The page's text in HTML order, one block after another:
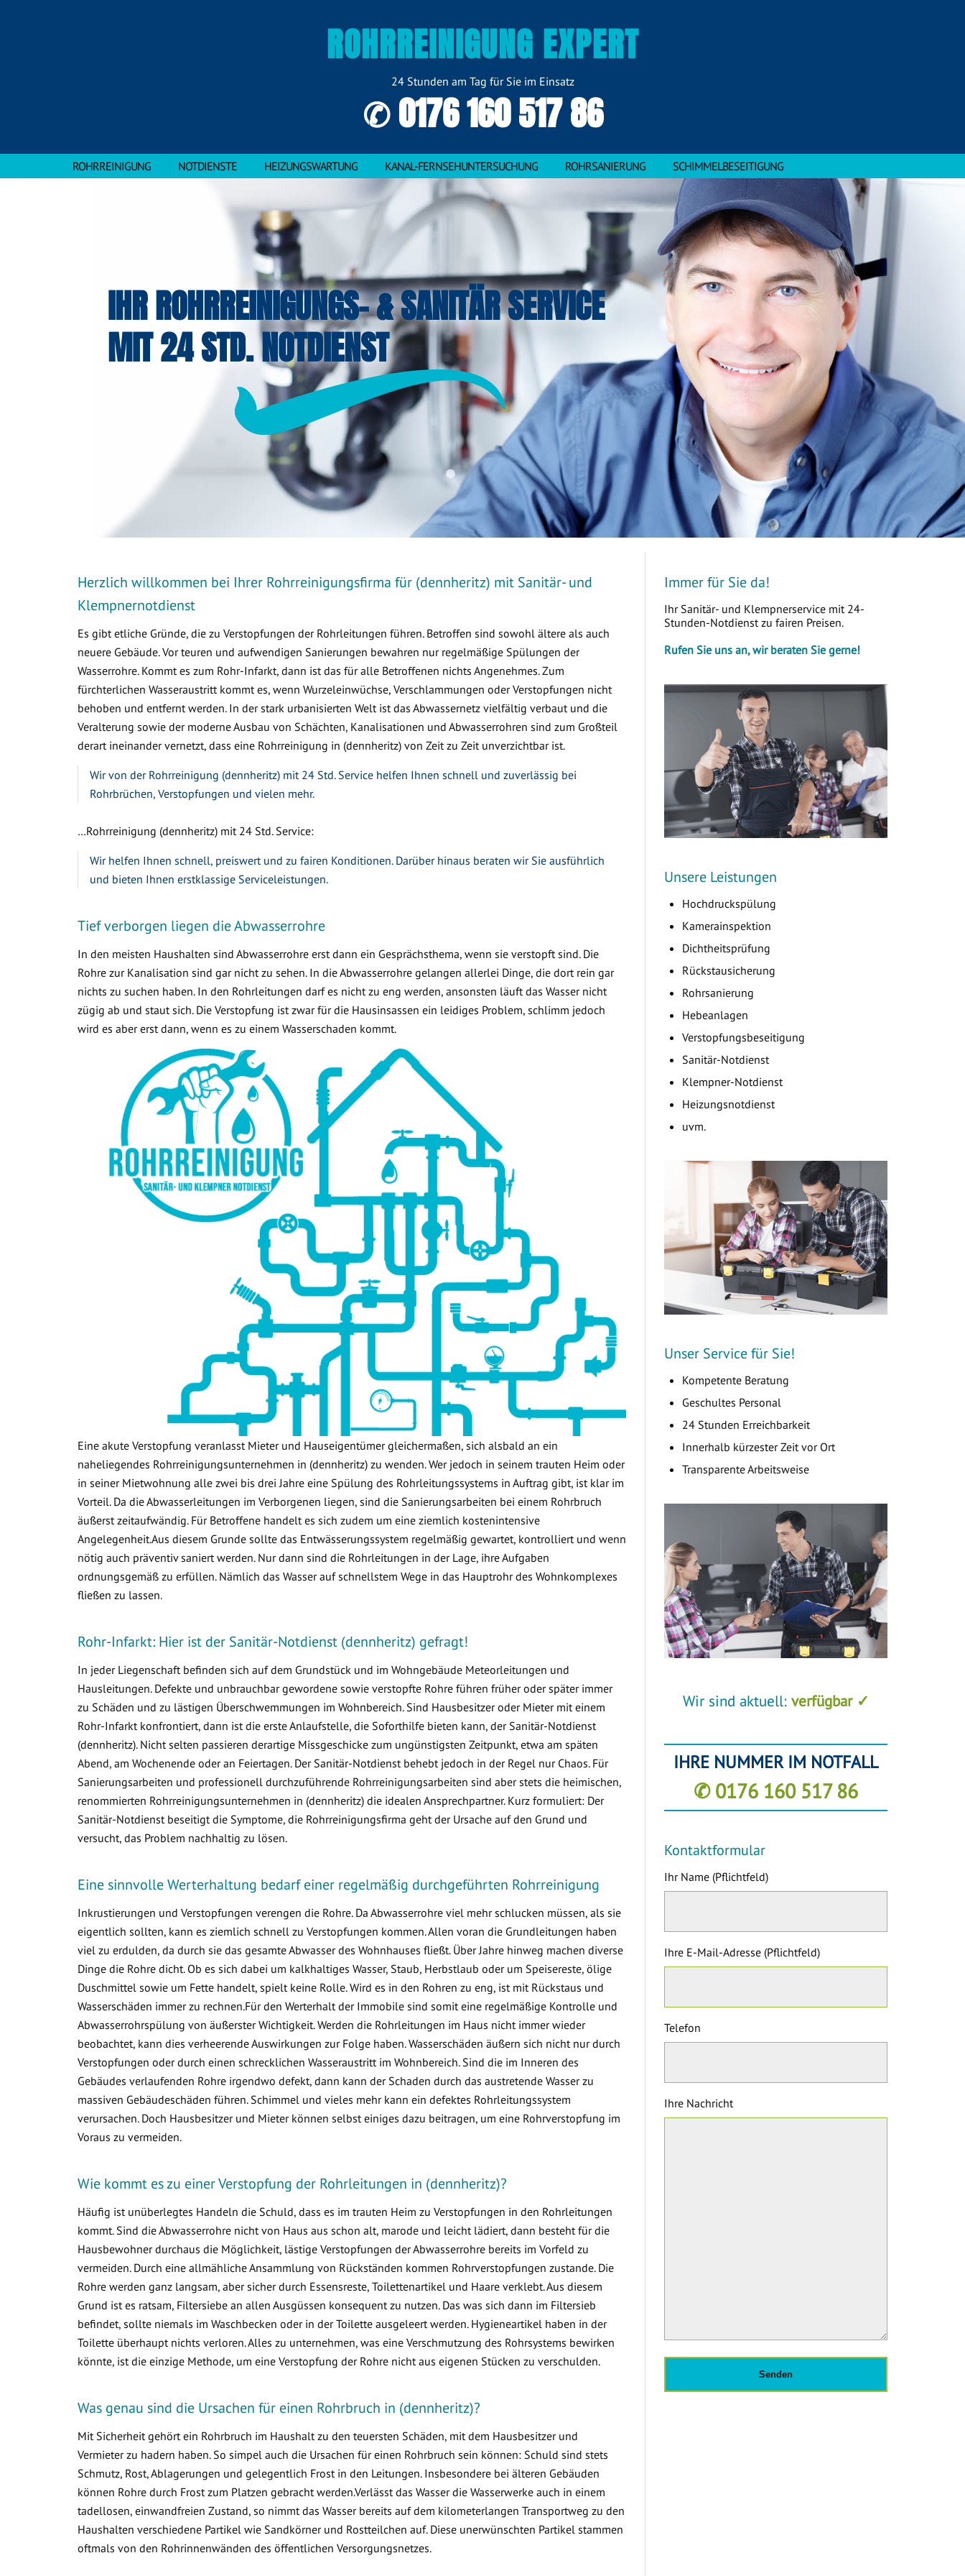
ROHRREINIGUNG EXPERT
24 Stunden am Tag für Sie im Einsatz
✆ 0176 160 517 86
ROHRREINIGUNG NOTDIENSTE HEIZUNGSWARTUNG KANAL-FERNSEHUNTERSUCHUNG ROHRSANIERUNG SCHIMMELBESEITIGUNG
IHR ROHRREINIGUNGS- & SANITÄR SERVICE
MIT 24 STD. NOTDIENST
Herzlich willkommen bei Ihrer Rohrreinigungsfirma für (dennheritz) mit Sanitär- und
Klempnernotdienst
Es gibt etliche Gründe, die zu Verstopfungen der Rohrleitungen führen. Betroffen sind sowohl ältere als auch
neuere Gebäude. Vor teuren und aufwendigen Sanierungen bewahren nur regelmäßige Spülungen der
Wasserrohre. Kommt es zum Rohr-Infarkt, dann ist das für alle Betroffenen nichts Angenehmes. Zum
fürchterlichen Wasseraustritt kommt es, wenn Wurzeleinwüchse, Verschlammungen oder Verstopfungen nicht
behoben und entfernt werden. In der stark urbanisierten Welt ist das Abwassernetz vielfältig verbaut und die
Veralterung sowie der moderne Ausbau von Schächten, Kanalisationen und Abwasserrohren sind zum Großteil
derart ineinander vernetzt, dass eine Rohrreinigung in (dennheritz) von Zeit zu Zeit unverzichtbar ist.
Wir von der Rohrreinigung (dennheritz) mit 24 Std. Service helfen Ihnen schnell und zuverlässig bei
Rohrbrüchen, Verstopfungen und vielen mehr.
…Rohrreinigung (dennheritz) mit 24 Std. Service:
Wir helfen Ihnen schnell, preiswert und zu fairen Konditionen. Darüber hinaus beraten wir Sie ausführlich
und bieten Ihnen erstklassige Serviceleistungen.
Tief verborgen liegen die Abwasserrohre
In den meisten Haushalten sind Abwasserrohre erst dann ein Gesprächsthema, wenn sie verstopft sind. Die
Rohre zur Kanalisation sind gar nicht zu sehen. In die Abwasserrohre gelangen allerlei Dinge, die dort rein gar
nichts zu suchen haben. In den Rohrleitungen darf es nicht zu eng werden, ansonsten läuft das Wasser nicht
zügig ab und staut sich. Die Verstopfung ist zwar für die Hausinsassen ein leidiges Problem, schlimm jedoch
wird es aber erst dann, wenn es zu einem Wasserschaden kommt.
Eine akute Verstopfung veranlasst Mieter und Hauseigentümer gleichermaßen, sich alsbald an ein
naheliegendes Rohrreinigungsunternehmen in (dennheritz) zu wenden. Wer jedoch in seinem trauten Heim oder
in seiner Mietwohnung alle zwei bis drei Jahre eine Spülung des Rohrleitungssystems in Auftrag gibt, ist klar im
Vorteil. Da die Abwasserleitungen im Verborgenen liegen, sind die Sanierungsarbeiten bei einem Rohrbruch
äußerst zeitaufwändig. Für Betroffene handelt es sich zudem um eine ziemlich kostenintensive
Angelegenheit.Aus diesem Grunde sollte das Entwässerungssystem regelmäßig gewartet, kontrolliert und wenn
nötig auch präventiv saniert werden. Nur dann sind die Rohrleitungen in der Lage, ihre Aufgaben
ordnungsgemäß zu erfüllen. Nämlich das Wasser auf schnellstem Wege in das Hauptrohr des Wohnkomplexes
fließen zu lassen.
Rohr-Infarkt: Hier ist der Sanitär-Notdienst (dennheritz) gefragt!
In jeder Liegenschaft befinden sich auf dem Grundstück und im Wohngebäude Meteorleitungen und
Hausleitungen. Defekte und unbrauchbar gewordene sowie verstopfte Rohre führen früher oder später immer
zu Schäden und zu lästigen Überschwemmungen im Wohnbereich. Sind Hausbesitzer oder Mieter mit einem
Rohr-Infarkt konfrontiert, dann ist die erste Anlaufstelle, die Soforthilfe bieten kann, der Sanitär-Notdienst
(dennheritz). Nicht selten passieren derartige Missgeschicke zum ungünstigsten Zeitpunkt, etwa am späten
Abend, am Wochenende oder an Feiertagen. Der Sanitär-Notdienst behebt jedoch in der Regel nur Chaos. Für
Sanierungsarbeiten und professionell durchzuführende Rohrreinigungsarbeiten sind aber stets die heimischen,
renommierten Rohrreinigungsunternehmen in (dennheritz) die idealen Ansprechpartner. Kurz formuliert: Der
Sanitär-Notdienst beseitigt die Symptome, die Rohrreinigungsfirma geht der Ursache auf den Grund und
versucht, das Problem nachhaltig zu lösen.
Eine sinnvolle Werterhaltung bedarf einer regelmäßig durchgeführten Rohrreinigung
Inkrustierungen und Verstopfungen verengen die Rohre. Da Abwasserrohre viel mehr schlucken müssen, als sie
eigentlich sollten, kann es ziemlich schnell zu Verstopfungen kommen. Allen voran die Grundleitungen haben
viel zu erdulden, da durch sie das gesamte Abwasser des Wohnhauses fließt. Über Jahre hinweg machen diverse
Dinge die Rohre dicht. Ob es sich dabei um kalkhaltiges Wasser, Staub, Herbstlaub oder um Speisereste, ölige
Duschmittel sowie um Fette handelt, spielt keine Rolle. Wird es in den Rohren zu eng, ist mit Rückstaus und
Wasserschäden immer zu rechnen.Für den Werterhalt der Immobile sind somit eine regelmäßige Kontrolle und
Abwasserrohrspülung von äußerster Wichtigkeit. Werden die Rohrleitungen im Haus nicht immer wieder
beobachtet, kann dies verheerende Auswirkungen zur Folge haben. Wasserschäden äußern sich nicht nur durch
Verstopfungen oder durch einen schrecklichen Wasseraustritt im Wohnbereich. Sind die im Inneren des
Gebäudes verlaufenden Rohre irgendwo defekt, dann kann der Schaden durch das austretende Wasser zu
massiven Gebäudeschäden führen. Schimmel und vieles mehr kann ein defektes Rohrleitungssystem
verursachen. Doch Hausbesitzer und Mieter können selbst einiges dazu beitragen, um eine Rohrverstopfung im
Voraus zu vermeiden.
Wie kommt es zu einer Verstopfung der Rohrleitungen in (dennheritz)?
Häufig ist unüberlegtes Handeln die Schuld, dass es im trauten Heim zu Verstopfungen in den Rohrleitungen
kommt. Sind die Abwasserrohre nicht von Haus aus schon alt, marode und leicht lädiert, dann besteht für die
Hausbewohner durchaus die Möglichkeit, lästige Verstopfungen der Abwasserrohre bereits im Vorfeld zu
vermeiden. Durch eine allmähliche Ansammlung von Rückständen kommen Rohrverstopfungen zustande. Die
Rohre werden ganz langsam, aber sicher durch Essensreste, Toilettenartikel und Haare verklebt. Aus diesem
Grund ist es ratsam, Filtersiebe an allen Ausgüssen konsequent zu nutzen. Das was sich dann im Filtersieb
befindet, sollte niemals im Waschbecken oder in der Toilette ausgeleert werden. Hygieneartikel haben in der
Toilette überhaupt nichts verloren. Alles zu unternehmen, was eine Verschmutzung des Rohrsystems bewirken
könnte, ist die einzige Methode, um eine Verstopfung der Rohre nicht aus eigenen Stücken zu verschulden.
Was genau sind die Ursachen für einen Rohrbruch in (dennheritz)?
Mit Sicherheit gehört ein Rohrbruch im Haushalt zu den teuersten Schäden, mit dem Hausbesitzer und
Vermieter zu hadern haben. So simpel auch die Ursachen für einen Rohrbruch sein können: Schuld sind stets
Schmutz, Rost, Ablagerungen und gelegentlich Frost in den Leitungen. Insbesondere bei älteren Gebäuden
können Rohre durch Frost zum Platzen gebracht werden.Verlässt das Wasser die Wasserwerke auch in einem
tadellosen, einwandfreien Zustand, so nimmt das Wasser bereits auf dem kilometerlangen Transportweg zu den
Haushalten verschiedene Partikel wie Sandkörner und Rostteilchen auf. Diese unerwünschten Partikel stammen
oftmals von den Rohrinnenwänden des öffentlichen Versorgungsnetzes.
Immer für Sie da!
Ihr Sanitär- und Klempnerservice mit 24-
Stunden-Notdienst zu fairen Preisen.
Rufen Sie uns an, wir beraten Sie gerne!
Unsere Leistungen
Hochdruckspülung
Kamerainspektion
Dichtheitsprüfung
Rückstausicherung
Rohrsanierung
Hebeanlagen
Verstopfungsbeseitigung
Sanitär-Notdienst
Klempner-Notdienst
Heizungsnotdienst
uvm.
Unser Service für Sie!
Kompetente Beratung
Geschultes Personal
24 Stunden Erreichbarkeit
Innerhalb kürzester Zeit vor Ort
Transparente Arbeitsweise
Wir sind aktuell: verfügbar ✓
IHRE NUMMER IM NOTFALL
✆ 0176 160 517 86
Kontaktformular
Ihr Name (Pflichtfeld)
Ihre E-Mail-Adresse (Pflichtfeld)
Telefon
Ihre Nachricht